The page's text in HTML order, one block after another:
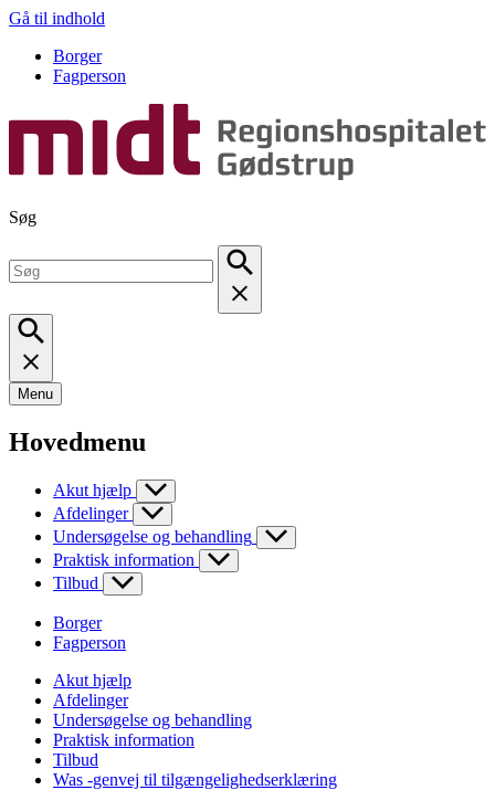
Gå til indhold
Borger
Fagperson
Søg
Menu
Hovedmenu
Akut hjælp
Afdelinger
Undersøgelse og behandling
Praktisk information
Tilbud
Borger
Fagperson
Akut hjælp
Afdelinger
Undersøgelse og behandling
Praktisk information
Tilbud
Was -genvej til tilgængelighedserklæring